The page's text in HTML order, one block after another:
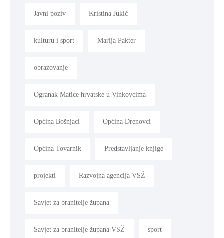
Javni poziv Kristina Jukić
kulturu i sport Marija Pakter
obrazovanje
Ogranak Matice hrvatske u Vinkovcima
Općina Bošnjaci Općina Drenovci
Općina Tovarnik Predstavljanje knjige
projekti Razvojna agencija VSŽ
Savjet za branitelje župana
Savjet za branitelje župana VSŽ sport